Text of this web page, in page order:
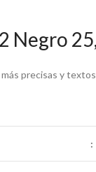
Negro
precisas y
: